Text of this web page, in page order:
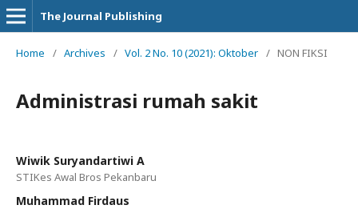
The Journal Publishing
Home / Archives / Vol. 2 No. 10 (2021): Oktober / NON FIKSI
Administrasi rumah sakit
Wiwik Suryandartiwi A
STIKes Awal Bros Pekanbaru
Muhammad Firdaus